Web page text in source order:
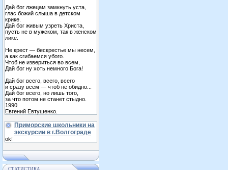
Дай бог лжецам замкнуть уста,
глас божий слыша в детском
крике.
Дай бог живым узреть Христа,
пусть не в мужском, так в женском
лике.
Не крест — бескрестье мы несем,
а как сгибаемся убого.
Чтоб не извериться во всем,
Дай бог ну хоть немного Бога!
Дай бог всего, всего, всего
и сразу всем — чтоб не обидно...
Дай бог всего, но лишь того,
за что потом не станет стыдно.
1990
Евгений Евтушенко.
Приморские школьники на
экскурсии в г.Волгограде
ok!
СТАТИСТИКА